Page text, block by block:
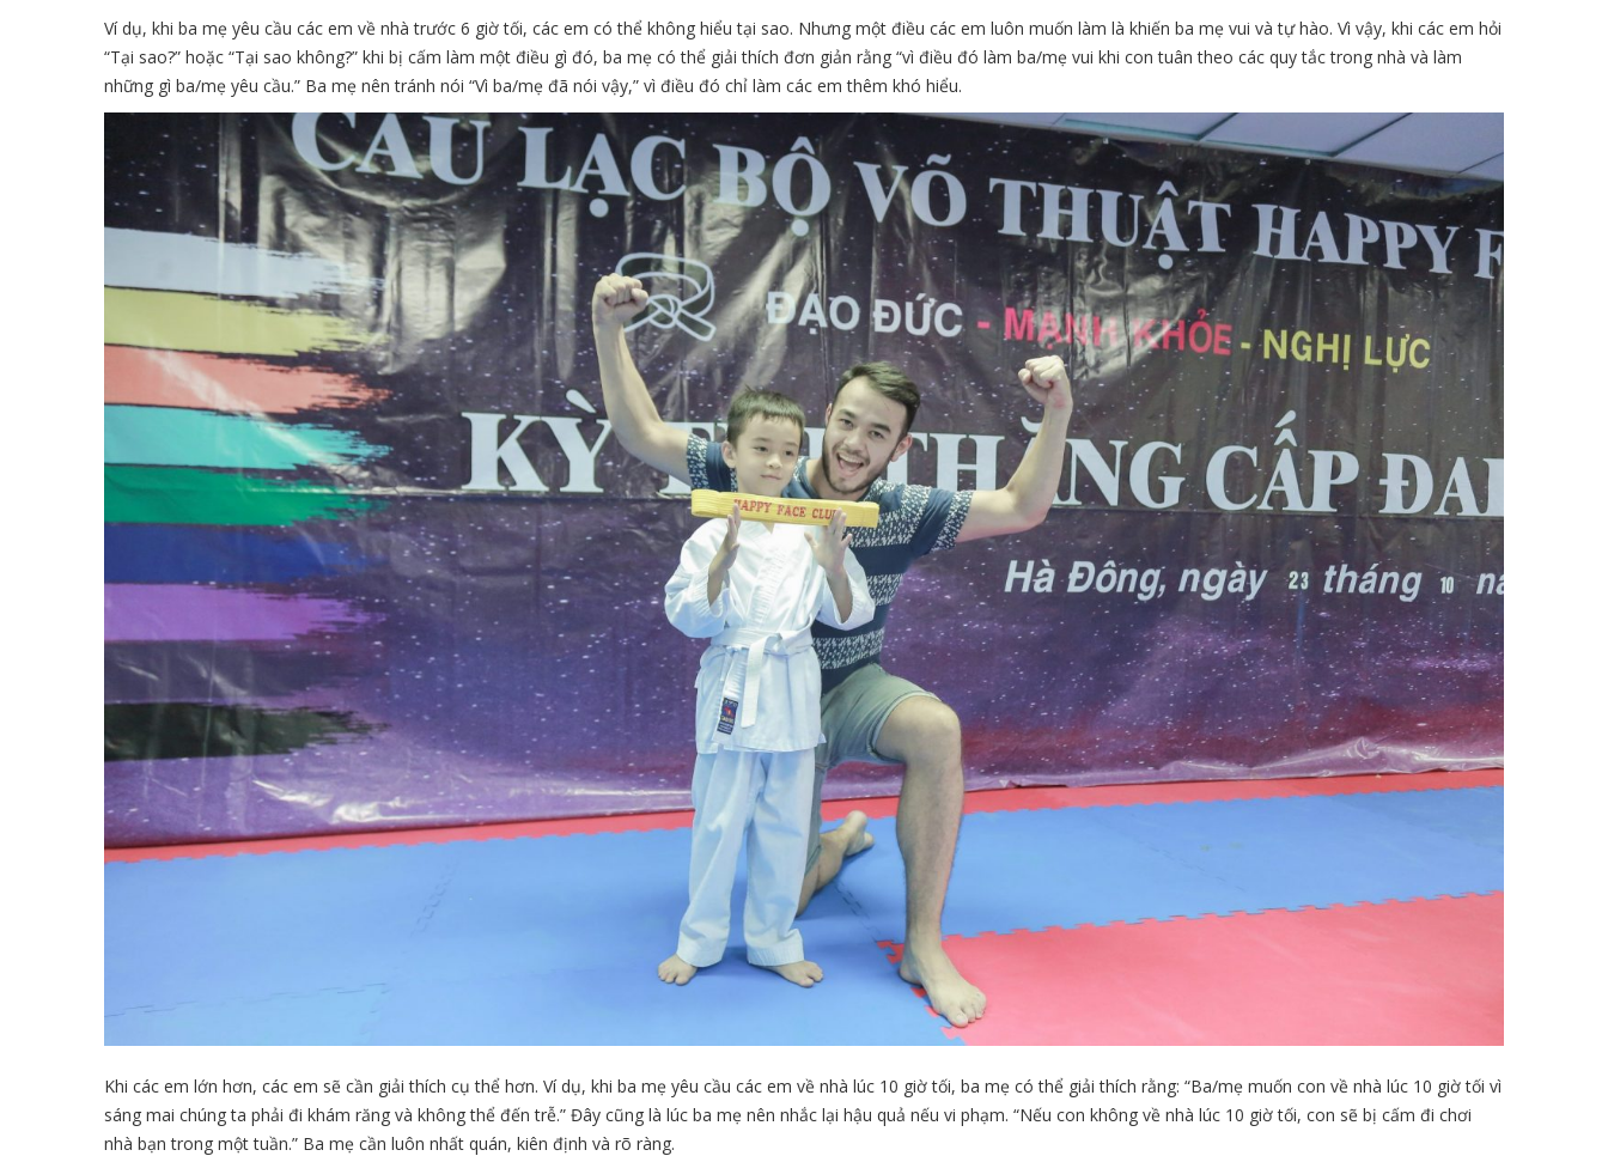
Ví dụ, khi ba mẹ yêu cầu các em về nhà trước 6 giờ tối, các em có thể không hiểu tại sao. Nhưng một điều các em luôn muốn làm là khiến ba mẹ vui và tự hào. Vì vậy, khi các em hỏi
“Tại sao?” hoặc “Tại sao không?” khi bị cấm làm một điều gì đó, ba mẹ có thể giải thích đơn giản rằng “vì điều đó làm ba/mẹ vui khi con tuân theo các quy tắc trong nhà và làm
những gì ba/mẹ yêu cầu.” Ba mẹ nên tránh nói “Vì ba/mẹ đã nói vậy,” vì điều đó chỉ làm các em thêm khó hiểu.
Khi các em lớn hơn, các em sẽ cần giải thích cụ thể hơn. Ví dụ, khi ba mẹ yêu cầu các em về nhà lúc 10 giờ tối, ba mẹ có thể giải thích rằng: “Ba/mẹ muốn con về nhà lúc 10 giờ tối vì
sáng mai chúng ta phải đi khám răng và không thể đến trễ.” Đây cũng là lúc ba mẹ nên nhắc lại hậu quả nếu vi phạm. “Nếu con không về nhà lúc 10 giờ tối, con sẽ bị cấm đi chơi
nhà bạn trong một tuần.” Ba mẹ cần luôn nhất quán, kiên định và rõ ràng.